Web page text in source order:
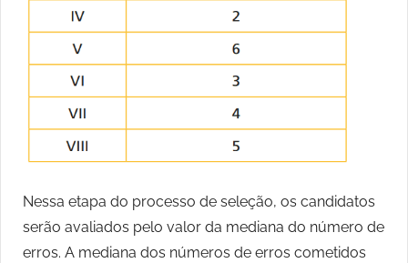
Nessa etapa do processo de seleção, os candidatos
serão avaliados pelo valor da mediana do número de
erros. A mediana dos números de erros cometidos